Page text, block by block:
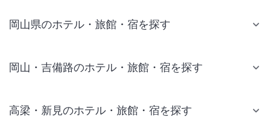
岡山県のホテル・旅館・宿を探す
岡山・吉備路のホテル・旅館・宿を探す
高梁・新見のホテル・旅館・宿を探す